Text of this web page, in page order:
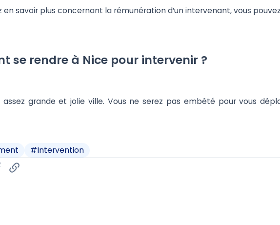
en savoir plus concernant la rémunération d’un intervenant, vous
se rendre à Nice pour intervenir ?
assez grande et jolie ville. Vous ne serez pas embêté pour vous
#Intervention